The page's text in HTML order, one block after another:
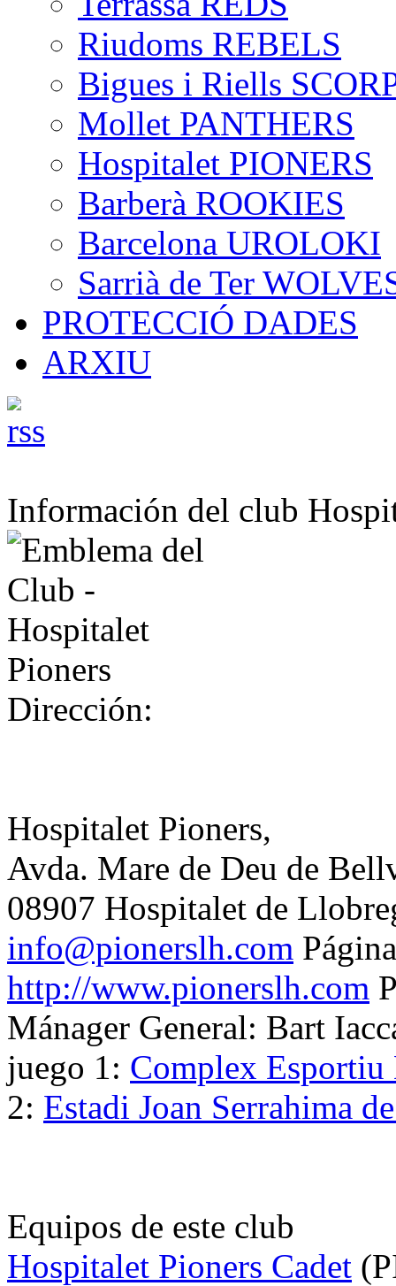
Riudoms REBELS
Bigues i Riells
Mollet PANTHERS
Hospitalet PIONERS
Barberà ROOKIES
Barcelona UROLOKI
Sarrià de Ter
PROTECCIÓ DADES
ARXIU
Información del club
Dirección:
Hospitalet Pioners,
Avda. Mare de Deu de
08907 Hospitalet de
info@pionerslh.com
http://www.pionerslh.com
Mánager General: Bart
juego 1: Complex
2: Estadi Joan Serrahima
Equipos de este club
Hospitalet Pioners Cadet